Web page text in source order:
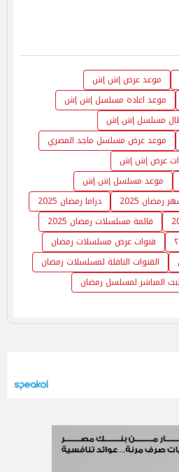
موعد عرض إش إش
موعد اعادة مسلسل إش إش
مسلسل إش إش
موعد عرض مسلسل ماجد المصري
عرض إش إش
موعد مسلسل إش إش
رمضان 2025
دراما رمضان 2025
قائمة مسلسلات رمضان 2025
قنوات عرض مسلسلات رمضان
القنوات الناقلة لمسلسلات رمضان
المباشر لمسلسل رمضان